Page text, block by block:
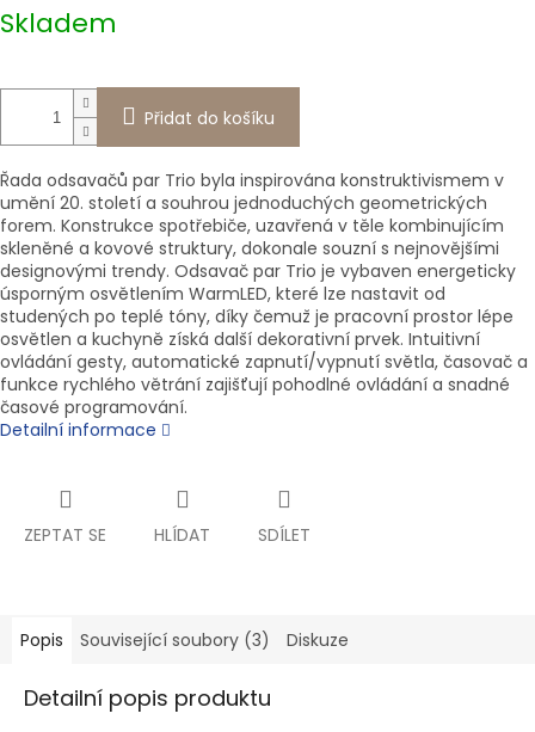
cena:
Skladem
Přidat do košíku
Řada odsavačů par Trio byla inspirována konstruktivismem v
umění 20. století a souhrou jednoduchých geometrických
forem. Konstrukce spotřebiče, uzavřená v těle kombinujícím
skleněné a kovové struktury, dokonale souzní s nejnovějšími
designovými trendy. Odsavač par Trio je vybaven energeticky
úsporným osvětlením WarmLED, které lze nastavit od
studených po teplé tóny, díky čemuž je pracovní prostor lépe
osvětlen a kuchyně získá další dekorativní prvek. Intuitivní
ovládání gesty, automatické zapnutí/vypnutí světla, časovač a
funkce rychlého větrání zajišťují pohodlné ovládání a snadné
časové programování.
Detailní informace
ZEPTAT SE HLÍDAT SDÍLET
Popis Související soubory (3) Diskuze
Detailní popis produktu